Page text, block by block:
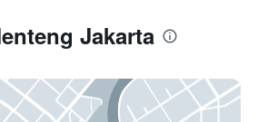
Jakarta